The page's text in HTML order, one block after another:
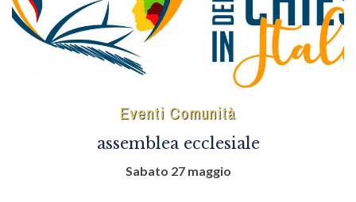
Eventi Comunità
assemblea ecclesiale
Sabato 27 maggio